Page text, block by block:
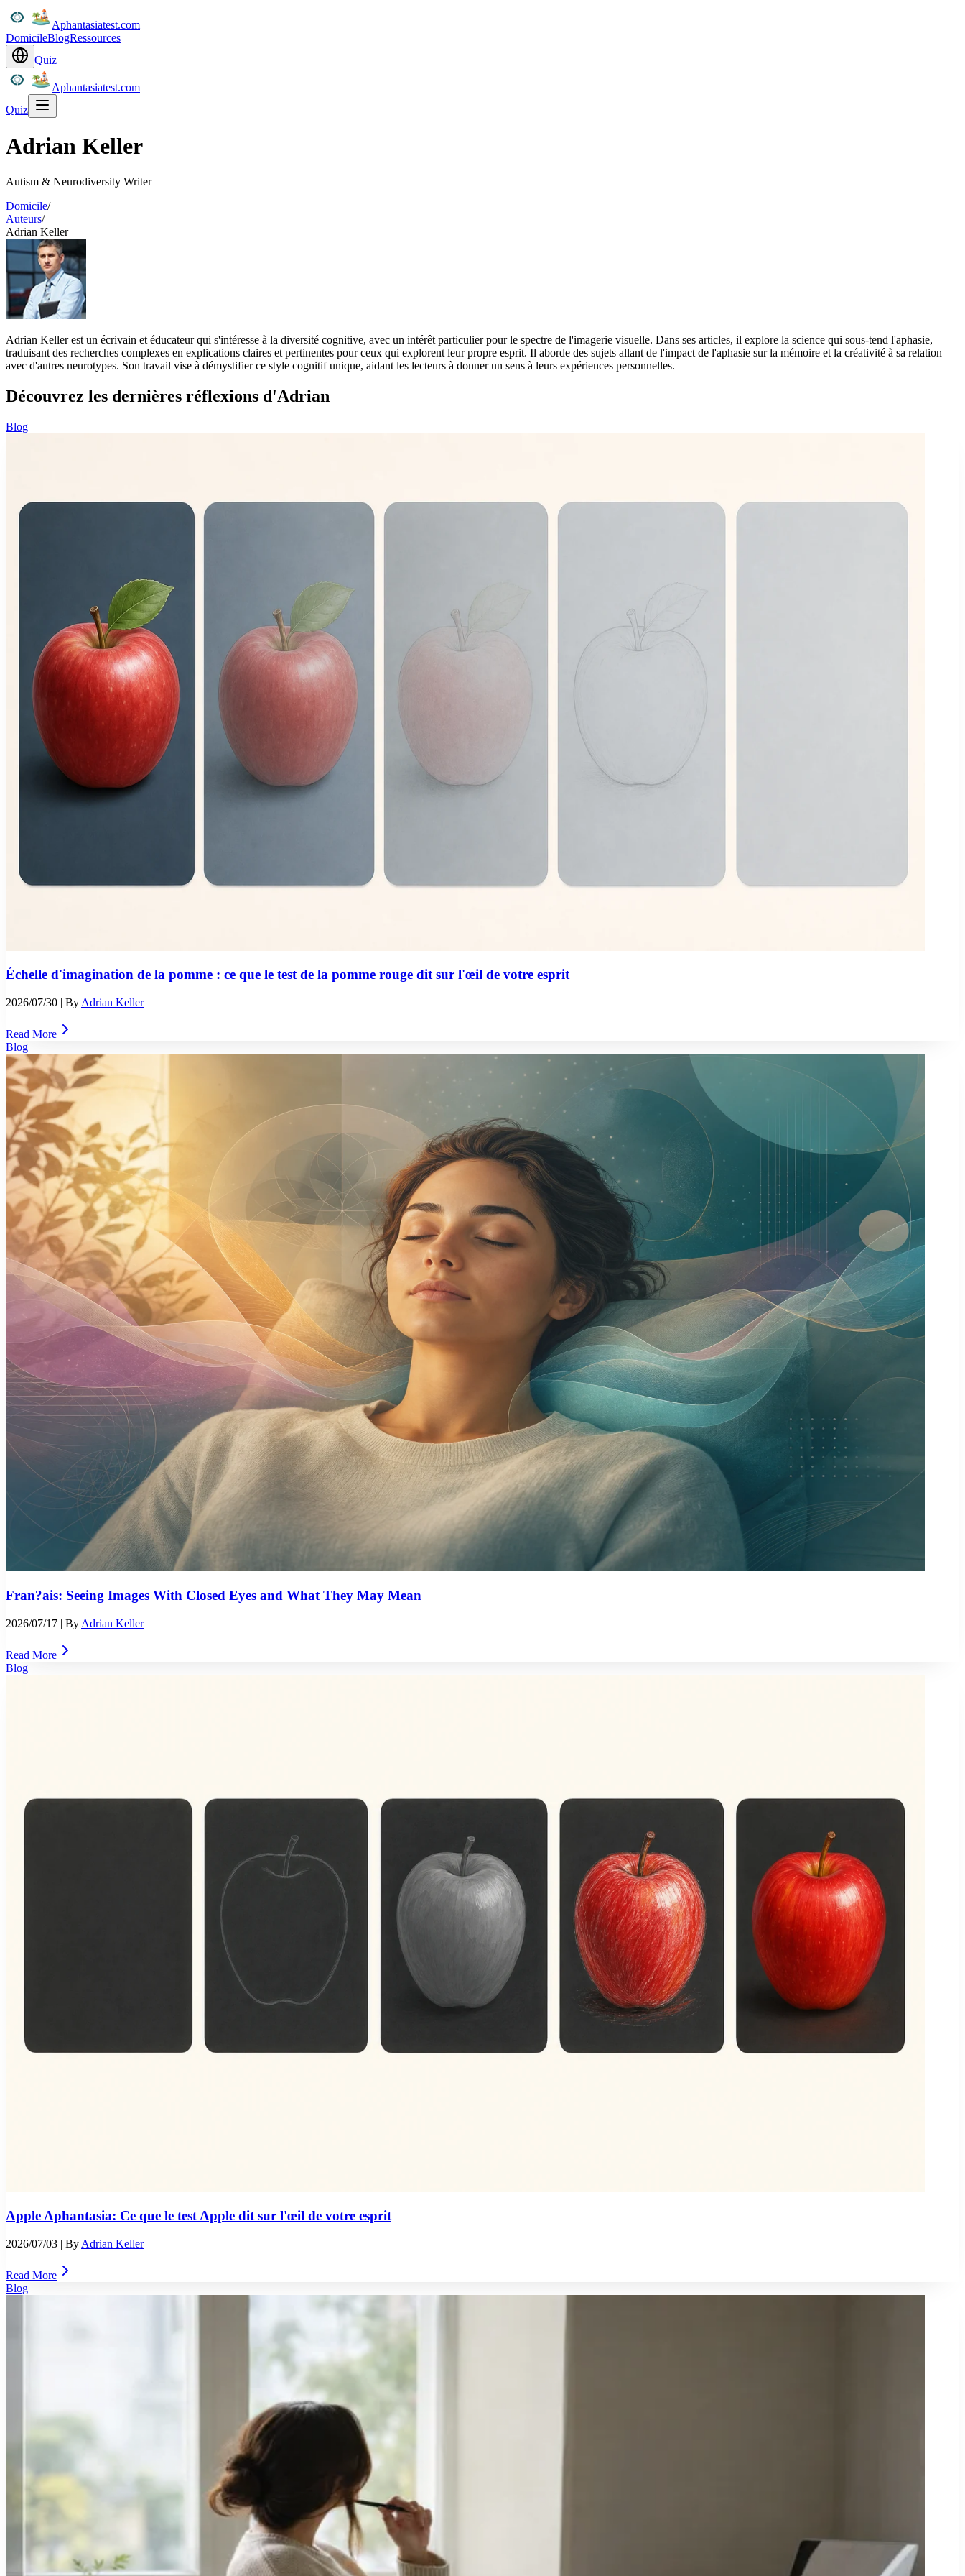
Aphantasiatest.com
DomicileBlogRessources
Quiz
Aphantasiatest.com
Quiz
Adrian Keller
Autism & Neurodiversity Writer
Domicile/
Auteurs/
Adrian Keller
Adrian Keller est un écrivain et éducateur qui s'intéresse à la diversité cognitive, avec un intérêt particulier pour le spectre de l'imagerie visuelle. Dans ses articles, il explore la science qui sous-tend l'aphasie,
traduisant des recherches complexes en explications claires et pertinentes pour ceux qui explorent leur propre esprit. Il aborde des sujets allant de l'impact de l'aphasie sur la mémoire et la créativité à sa relation
avec d'autres neurotypes. Son travail vise à démystifier ce style cognitif unique, aidant les lecteurs à donner un sens à leurs expériences personnelles.
Découvrez les dernières réflexions d'Adrian
Blog
Échelle d'imagination de la pomme : ce que le test de la pomme rouge dit sur l'œil de votre esprit
2026/07/30 | By Adrian Keller
Read More
Blog
Fran?ais: Seeing Images With Closed Eyes and What They May Mean
2026/07/17 | By Adrian Keller
Read More
Blog
Apple Aphantasia: Ce que le test Apple dit sur l'œil de votre esprit
2026/07/03 | By Adrian Keller
Read More
Blog